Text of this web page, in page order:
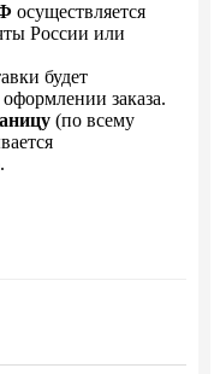
осуществляется
России или
будет
заказа.
(по всему